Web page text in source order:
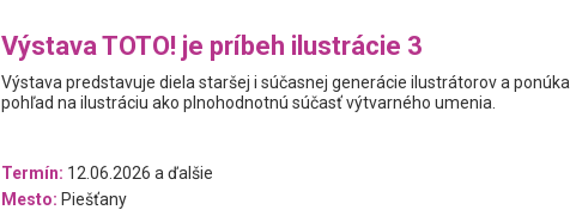
Výstava TOTO! je príbeh ilustrácie 3
Výstava predstavuje diela staršej i súčasnej generácie ilustrátorov a ponúka
pohľad na ilustráciu ako plnohodnotnú súčasť výtvarného umenia.
Termín: 12.06.2026 a ďalšie
Mesto: Piešťany